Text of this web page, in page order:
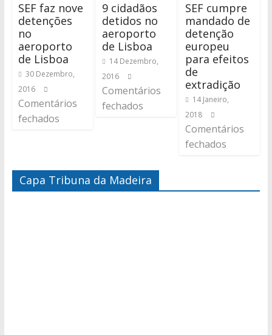
SEF faz nove
detenções
no
aeroporto
de Lisboa
30 Dezembro,
2016
Comentários
fechados
9 cidadãos
detidos no
aeroporto
de Lisboa
14 Dezembro,
2016
Comentários
fechados
SEF cumpre
mandado de
detenção
europeu
para efeitos
de
extradição
14 Janeiro,
2018
Comentários
fechados
Capa Tribuna da Madeira